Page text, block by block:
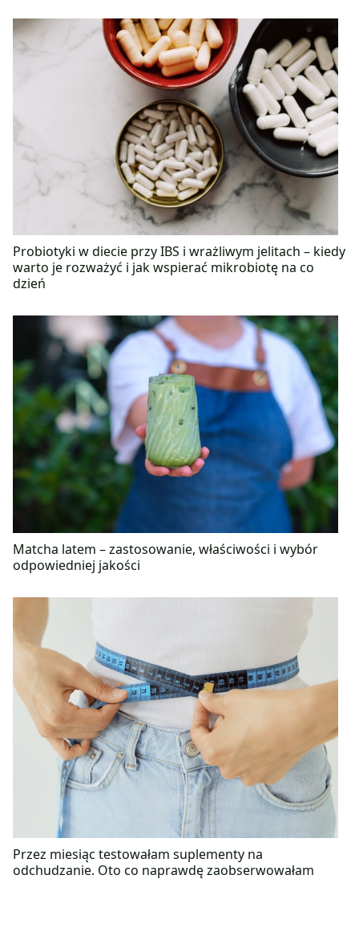
Probiotyki w diecie przy IBS i wrażliwym jelitach – kiedy
warto je rozważyć i jak wspierać mikrobiotę na co
dzień
Matcha latem – zastosowanie, właściwości i wybór
odpowiedniej jakości
Przez miesiąc testowałam suplementy na
odchudzanie. Oto co naprawdę zaobserwowałam